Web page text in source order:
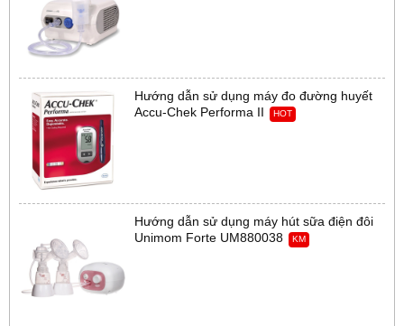
Hướng dẫn sử dụng máy đo đường huyết
Accu-Chek Performa II
HOT
Hướng dẫn sử dụng máy hút sữa điện đôi
Unimom Forte UM880038
KM